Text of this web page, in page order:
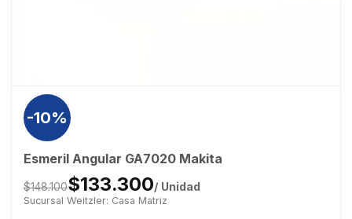
-10%
Esmeril Angular GA7020 Makita
$148.100$133.300/ Unidad
Sucursal Weitzler: Casa Matriz